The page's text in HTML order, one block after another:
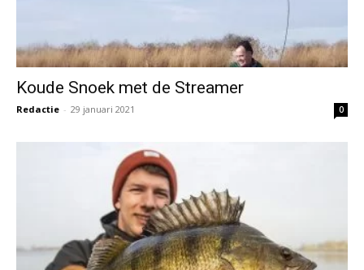
Koude Snoek met de Streamer
Redactie - 29 januari 2021 0